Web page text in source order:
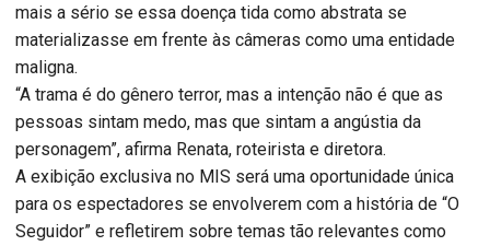
mais a sério se essa doença tida como abstrata se
materializasse em frente às câmeras como uma entidade
maligna.
“A trama é do gênero terror, mas a intenção não é que as
pessoas sintam medo, mas que sintam a angústia da
personagem”, afirma Renata, roteirista e diretora.
A exibição exclusiva no MIS será uma oportunidade única
para os espectadores se envolverem com a história de “O
Seguidor” e refletirem sobre temas tão relevantes como